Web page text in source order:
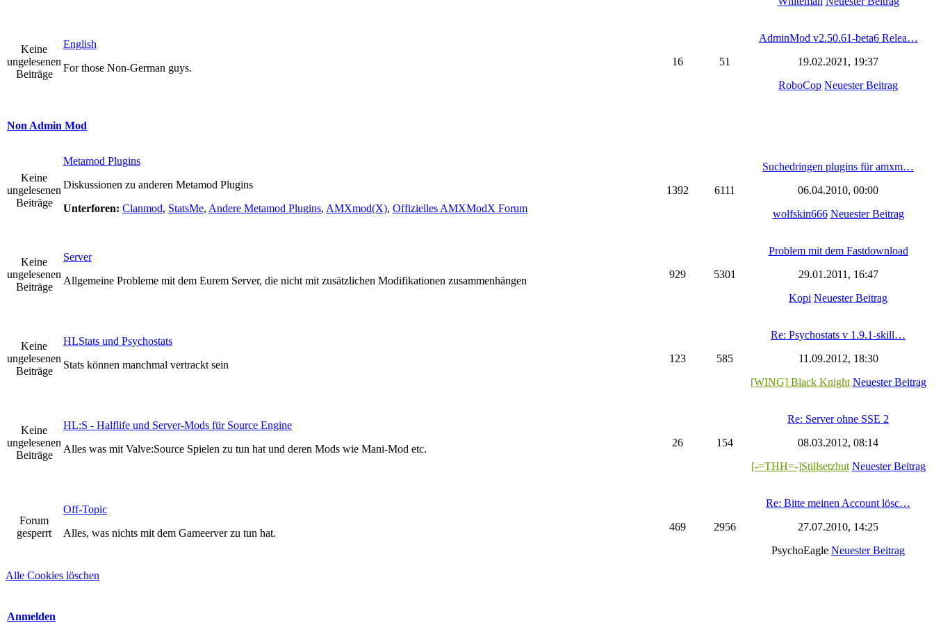
Keine
ungelesenen
Beiträge
English
For those Non-German guys.
16 51
AdminMod v2.50.61-beta6 Relea…
19.02.2021, 19:37
RoboCop Neuester Beitrag
Non Admin Mod
Keine
ungelesenen
Beiträge
Metamod Plugins
Diskussionen zu anderen Metamod Plugins
Unterforen: Clanmod, StatsMe, Andere Metamod Plugins, AMXmod(X), Offizielles AMXModX Forum
1392 6111
Suchedringen plugins für amxm…
06.04.2010, 00:00
wolfskin666 Neuester Beitrag
Keine
ungelesenen
Beiträge
Server
Allgemeine Probleme mit dem Eurem Server, die nicht mit zusätzlichen Modifikationen zusammenhängen
929 5301
Problem mit dem Fastdownload
29.01.2011, 16:47
Kopi Neuester Beitrag
Keine
ungelesenen
Beiträge
HLStats und Psychostats
Stats können manchmal vertrackt sein
123 585
Re: Psychostats v 1.9.1-skill…
11.09.2012, 18:30
[WING] Black Knight Neuester Beitrag
Keine
ungelesenen
Beiträge
HL:S - Halflife und Server-Mods für Source Engine
Alles was mit Valve:Source Spielen zu tun hat und deren Mods wie Mani-Mod etc.
26 154
Re: Server ohne SSE 2
08.03.2012, 08:14
[-=THH=-]Stillsetzhut Neuester Beitrag
Forum
gesperrt
Off-Topic
Alles, was nichts mit dem Gameerver zu tun hat.
469 2956
Re: Bitte meinen Account lösc…
27.07.2010, 14:25
PsychoEagle Neuester Beitrag
Alle Cookies löschen
Anmelden